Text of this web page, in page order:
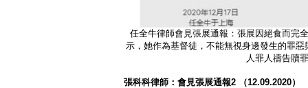
任全牛律師會見張展通報：張展因絕食而完
示，她作為基督徒，不能無視身邊發生的罪
人罪人禱告贖
張科科律師：會見張展通報2 （12.09.2020）